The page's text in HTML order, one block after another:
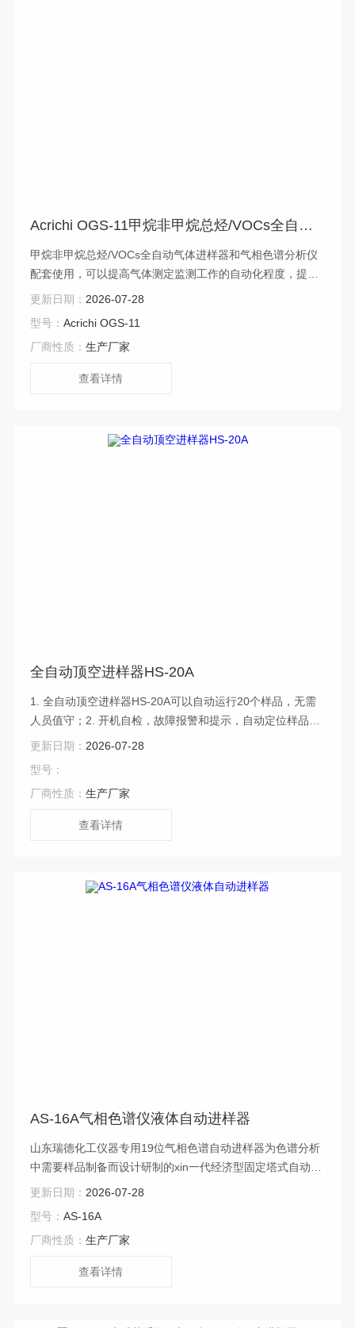
Acrichi OGS-11甲烷非甲烷总烃/VOCs全自动气体进样器
甲烷非甲烷总烃/VOCs全自动气体进样器和气相色谱分析仪
配套使用，可以提高气体测定监测工作的自动化程度，提高
工作效率，保证分析的重现性与准确性。
更新日期： 2026-07-28
型号： Acrichi OGS-11
厂商性质： 生产厂家
查看详情
全自动顶空进样器HS-20A
1. 全自动顶空进样器HS-20A可以自动运行20个样品，无需
人员值守；2. 开机自检，故障报警和提示，自动定位样品
盘； 3. 微机程序控制，主要功能有： ⑴ 方法参数设置、实
传输管，三路均单独加热控温； ⑶ 设定好分析程序，按下运
行键自动完成整个样品分析；⑷ 具有多种扩展功能：动态顶
更新日期： 2026-07-28
型号：
厂商性质： 生产厂家
查看详情
AS-16A气相色谱仪液体自动进样器
山东瑞德化工仪器专用19位气相色谱自动进样器为色谱分析
中需要样品制备而设计研制的xin一代经济型固定塔式自动进
样装置，用于液体样品的高稳定、高jing确定量进样。
更新日期： 2026-07-28
型号： AS-16A
厂商性质： 生产厂家
查看详情